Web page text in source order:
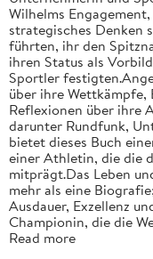
Wilhelms
strategisches Denken
führten, ihr den
ihren Status als
Sportler
über ihre Wettkämpfe,
Reflexionen über ihre
darunter Rundfunk,
bietet dieses Buch
einer Athletin, die die
mitprägt.Das Leben
mehr als eine
Ausdauer, Exzellenz
Championin, die die
Read more